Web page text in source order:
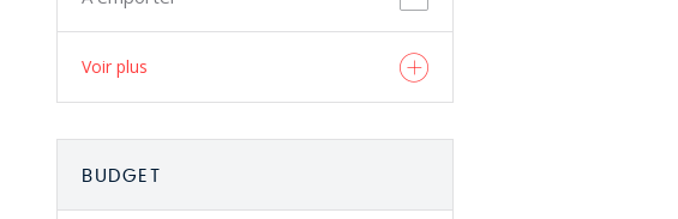
Voir plus
BUDGET